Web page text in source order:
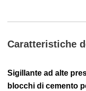
Caratteristiche
Sigillante ad alte
blocchi di cemento